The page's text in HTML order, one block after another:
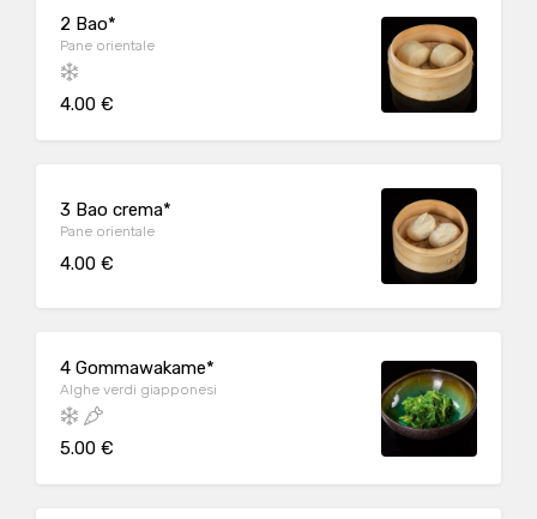
2 Bao*
Pane orientale
4.00 €
3 Bao crema*
Pane orientale
4.00 €
4 Gommawakame*
Alghe verdi giapponesi
5.00 €